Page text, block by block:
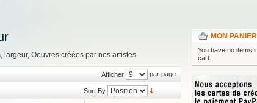
largeur, Oeuvres créées par nos artistes
Afficher par page
Sort By
MON PANIER
You have no items
cart.